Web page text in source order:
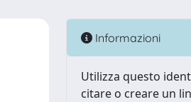
Informazioni
Utilizza questo
citare o creare un